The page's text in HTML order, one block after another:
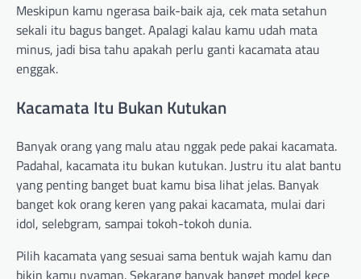
Meskipun kamu ngerasa baik-baik aja, cek mata setahun
sekali itu bagus banget. Apalagi kalau kamu udah mata
minus, jadi bisa tahu apakah perlu ganti kacamata atau
enggak.
Kacamata Itu Bukan Kutukan
Banyak orang yang malu atau nggak pede pakai kacamata.
Padahal, kacamata itu bukan kutukan. Justru itu alat bantu
yang penting banget buat kamu bisa lihat jelas. Banyak
banget kok orang keren yang pakai kacamata, mulai dari
idol, selebgram, sampai tokoh-tokoh dunia.
Pilih kacamata yang sesuai sama bentuk wajah kamu dan